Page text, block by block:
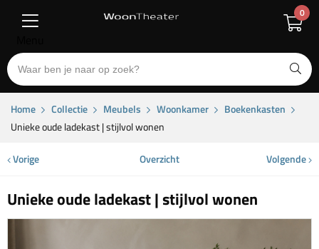
0
Home Collectie Meubels Woonkamer
Boekenkasten
Unieke oude ladekast | stijlvol wonen
Vorige Overzicht Volgende
Unieke oude ladekast | stijlvol wonen